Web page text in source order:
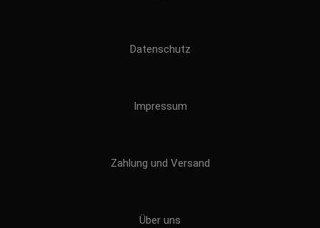
Datenschutz
Impressum
Zahlung und Versand
Über uns